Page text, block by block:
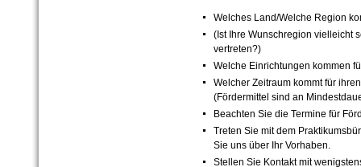
Welches Land/Welche Region
(Ist Ihre Wunschregion vielleicht
vertreten?)
Welche Einrichtungen kommen
Welcher Zeitraum kommt für
(Fördermittel sind an
Beachten Sie die Termine für
Treten Sie mit dem
Sie uns über Ihr Vorhaben.
Stellen Sie Kontakt mit